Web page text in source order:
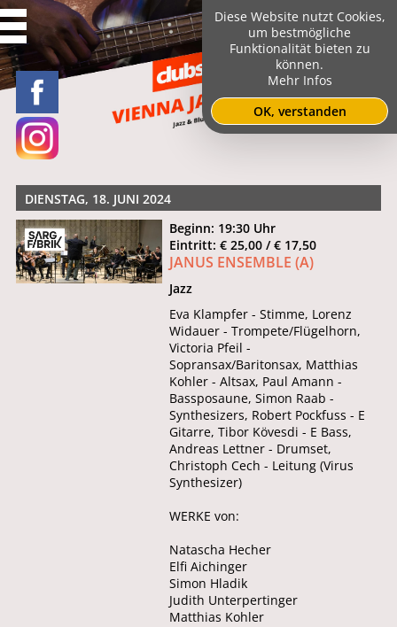
DIENSTAG, 18. JUNI 2024
Beginn: 19:30 Uhr
Eintritt: € 25,00 / € 17,50
JANUS ENSEMBLE (A)
Jazz
Eva Klampfer - Stimme, Lorenz
Widauer - Trompete/Flügelhorn,
Victoria Pfeil -
Sopransax/Baritonsax, Matthias
Kohler - Altsax, Paul Amann -
Bassposaune, Simon Raab -
Synthesizers, Robert Pockfuss - E
Gitarre, Tibor Kövesdi - E Bass,
Andreas Lettner - Drumset,
Christoph Cech - Leitung (Virus
Synthesizer)
WERKE von:
Natascha Hecher
Elfi Aichinger
Simon Hladik
Judith Unterpertinger
Matthias Kohler
Diese Website nutzt Cookies,
um bestmögliche
Funktionalität bieten zu
können.
Mehr Infos
OK, verstanden